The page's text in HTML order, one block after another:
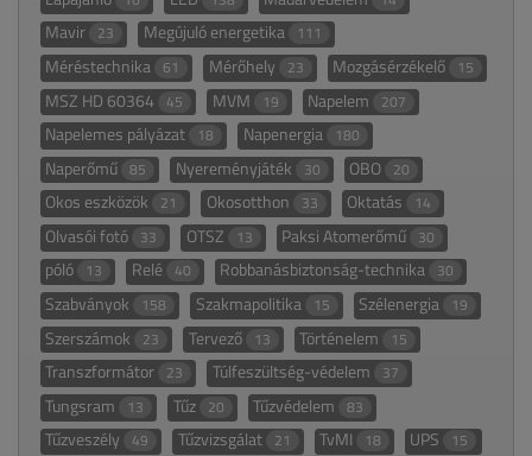
Mavir 23 Megújuló energetika 111
Méréstechnika 61 Mérőhely 23 Mozgásérzékelő 15
MSZ HD 60364 45 MVM 19 Napelem 207
Napelemes pályázat 18 Napenergia 180
Naperőmű 85 Nyereményjáték 30 OBO 20
Okos eszközök 21 Okosotthon 33 Oktatás 14
Olvasói fotó 33 OTSZ 13 Paksi Atomerőmű 30
póló 13 Relé 40 Robbanásbiztonság-technika 30
Szabványok 158 Szakmapolitika 15 Szélenergia 19
Szerszámok 23 Tervező 13 Történelem 15
Transzformátor 23 Túlfeszültség-védelem 37
Tungsram 13 Tűz 20 Tűzvédelem 83
Tűzveszély 49 Tűzvizsgálat 21 TvMI 18 UPS 15